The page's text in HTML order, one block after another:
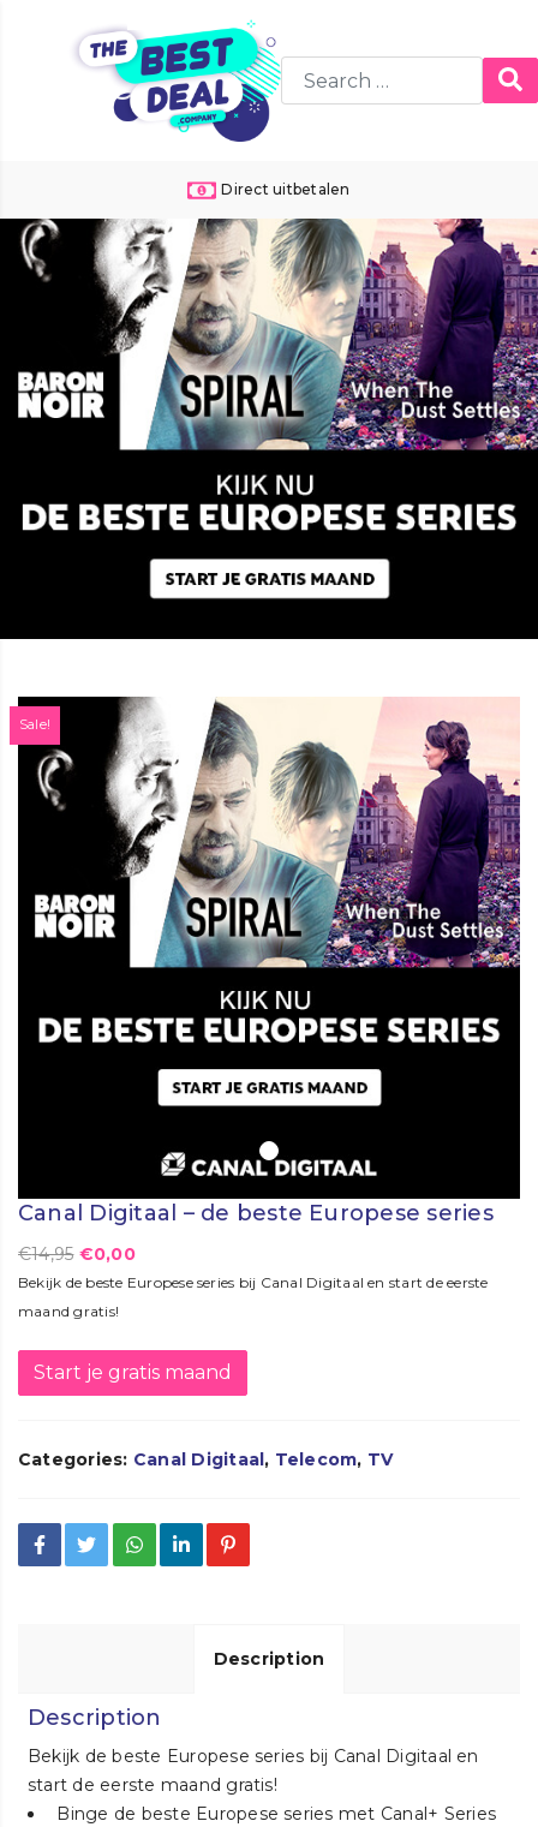
24 uur per dag de beste deals!
Sale!
Canal Digitaal – de beste Europese series
€14,95 €0,00
Bekijk de beste Europese series bij Canal Digitaal en start de eerste
maand gratis!
Start je gratis maand
Categories: Canal Digitaal, Telecom, TV
Description
Description
Bekijk de beste Europese series bij Canal Digitaal en
start de eerste maand gratis!
Binge de beste Europese series met Canal+ Series